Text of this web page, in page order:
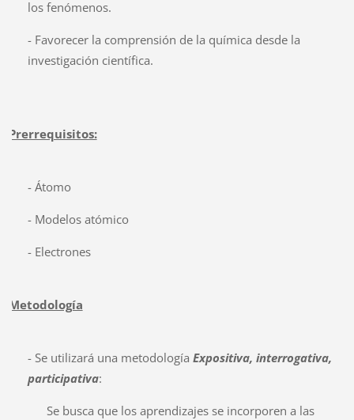
los fenómenos.
- Favorecer la comprensión de la química desde la
investigación científica.
Prerrequisitos:
- Átomo
- Modelos atómico
- Electrones
Metodología
- Se utilizará una metodología Expositiva, interrogativa,
participativa:
Se busca que los aprendizajes se incorporen a las